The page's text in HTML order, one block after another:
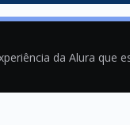
da Alura que